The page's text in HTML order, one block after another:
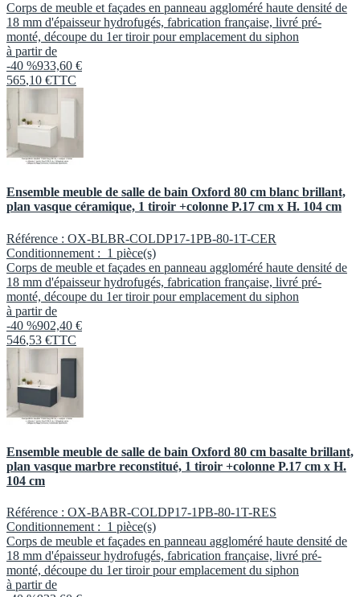
Corps de meuble et façades en panneau aggloméré haute densité de
18 mm d'épaisseur hydrofugés, fabrication française, livré pré-
monté, découpe du 1er tiroir pour emplacement du siphon
à partir de
-40 %933,60 €
565,10 €TTC
Ensemble meuble de salle de bain Oxford 80 cm blanc brillant,
plan vasque céramique, 1 tiroir +colonne P.17 cm x H. 104 cm
Référence : OX-BLBR-COLDP17-1PB-80-1T-CER
Conditionnement : 1 pièce(s)
Corps de meuble et façades en panneau aggloméré haute densité de
18 mm d'épaisseur hydrofugés, fabrication française, livré pré-
monté, découpe du 1er tiroir pour emplacement du siphon
à partir de
-40 %902,40 €
546,53 €TTC
Ensemble meuble de salle de bain Oxford 80 cm basalte brillant,
plan vasque marbre reconstitué, 1 tiroir +colonne P.17 cm x H.
104 cm
Référence : OX-BABR-COLDP17-1PB-80-1T-RES
Conditionnement : 1 pièce(s)
Corps de meuble et façades en panneau aggloméré haute densité de
18 mm d'épaisseur hydrofugés, fabrication française, livré pré-
monté, découpe du 1er tiroir pour emplacement du siphon
à partir de